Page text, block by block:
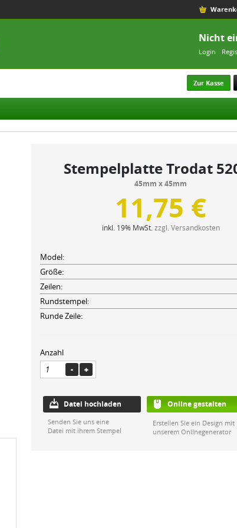
Nicht
Login
Zur Kasse
Stempelplatte Trodat
45mm x 45mm
11,75 €
inkl. 19% MwSt. zzgl. Versandkosten
Model:
Größe:
Zeilen:
Rundstempel:
Runde Zeile:
Anzahl
Datei hochladen
Senden Sie uns eine
Datei mit ihrem Stempel
Online gestalten
Erstellen Sie ein Design mit
unserem Onlinegenerator